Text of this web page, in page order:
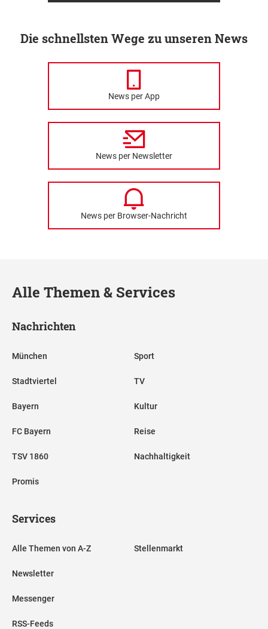
Die schnellsten Wege zu unseren News
News per App
News per Newsletter
News per Browser-Nachricht
Alle Themen & Services
Nachrichten
München
Stadtviertel
Bayern
FC Bayern
TSV 1860
Promis
Sport
TV
Kultur
Reise
Nachhaltigkeit
Services
Alle Themen von A-Z
Newsletter
Messenger
RSS-Feeds
Stellenmarkt